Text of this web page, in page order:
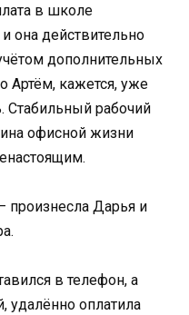
в школе
она действительно
дополнительных
Артём, кажется, уже
Стабильный рабочий
офисной жизни
произнесла Дарья и
в телефон, а
удалённо оплатила